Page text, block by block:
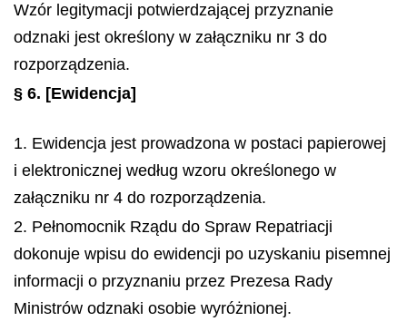
Wzór legitymacji potwierdzającej przyznanie
odznaki jest określony w załączniku nr 3 do
rozporządzenia.
§ 6. [Ewidencja]
1. Ewidencja jest prowadzona w postaci papierowej
i elektronicznej według wzoru określonego w
załączniku nr 4 do rozporządzenia.
2. Pełnomocnik Rządu do Spraw Repatriacji
dokonuje wpisu do ewidencji po uzyskaniu pisemnej
informacji o przyznaniu przez Prezesa Rady
Ministrów odznaki osobie wyróżnionej.